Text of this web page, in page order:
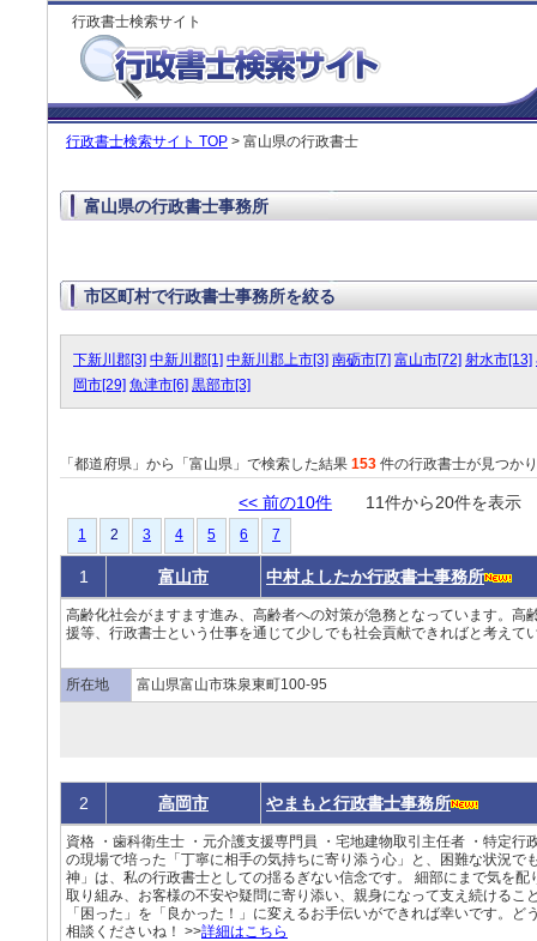
行政書士検索サイト
行政書士検索サイト TOP > 富山県の行政書士
富山県の行政書士事務所
市区町村で行政書士事務所を絞る
下新川郡[3] 中新川郡[1] 中新川郡上市[3] 南砺市[7] 富山市[72] 射水市[13]
岡市[29] 魚津市[6] 黒部市[3]
「都道府県」から「富山県」で検索した結果 153 件の行政書士が見つか
<< 前の10件 11件から20件を表
1 2 3 4 5 6 7
1 富山市 中村よしたか行政書士事務所
高齢化社会がますます進み、高齢者への対策が急務となっています。高
援等、行政書士という仕事を通じて少しでも社会貢献できればと考えて
所在地 富山県富山市珠泉東町100-95
2 高岡市 やまもと行政書士事務所
資格 ・歯科衛生士 ・元介護支援専門員 ・宅地建物取引主任者 ・特定行
の現場で培った「丁寧に相手の気持ちに寄り添う心」と、困難な状況で
神」は、私の行政書士としての揺るぎない信念です。 細部にまで気を
取り組み、お客様の不安や疑問に寄り添い、親身になって支え続けるこ
「困った」を「良かった！」に変えるお手伝いができれば幸いです。
相談くださいね！ >>詳細はこちら